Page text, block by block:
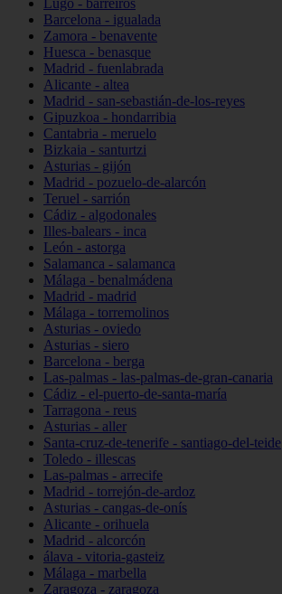
Lugo - barreiros
Barcelona - igualada
Zamora - benavente
Huesca - benasque
Madrid - fuenlabrada
Alicante - altea
Madrid - san-sebastián-de-los-reyes
Gipuzkoa - hondarribia
Cantabria - meruelo
Bizkaia - santurtzi
Asturias - gijón
Madrid - pozuelo-de-alarcón
Teruel - sarrión
Cádiz - algodonales
Illes-balears - inca
León - astorga
Salamanca - salamanca
Málaga - benalmádena
Madrid - madrid
Málaga - torremolinos
Asturias - oviedo
Asturias - siero
Barcelona - berga
Las-palmas - las-palmas-de-gran-canaria
Cádiz - el-puerto-de-santa-maría
Tarragona - reus
Asturias - aller
Santa-cruz-de-tenerife - santiago-del-teide
Toledo - illescas
Las-palmas - arrecife
Madrid - torrejón-de-ardoz
Asturias - cangas-de-onís
Alicante - orihuela
Madrid - alcorcón
álava - vitoria-gasteiz
Málaga - marbella
Zaragoza - zaragoza